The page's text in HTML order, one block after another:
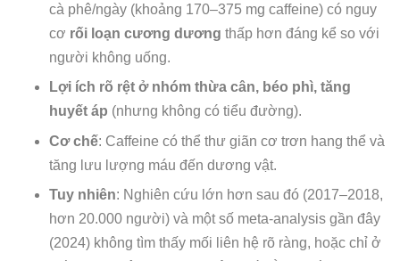
cà phê/ngày (khoảng 170–375 mg caffeine) có nguy
cơ rối loạn cương dương thấp hơn đáng kể so với
người không uống.
Lợi ích rõ rệt ở nhóm thừa cân, béo phì, tăng
huyết áp (nhưng không có tiểu đường).
Cơ chế: Caffeine có thể thư giãn cơ trơn hang thể và
tăng lưu lượng máu đến dương vật.
Tuy nhiên: Nghiên cứu lớn hơn sau đó (2017–2018,
hơn 20.000 người) và một số meta-analysis gần đây
(2024) không tìm thấy mối liên hệ rõ ràng, hoặc chỉ ở